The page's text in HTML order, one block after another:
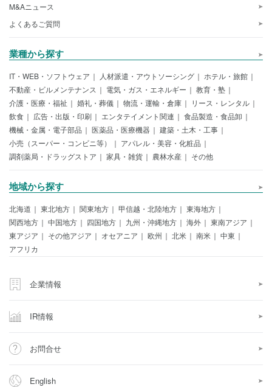
M&Aニュース
よくあるご質問
業種から探す
IT・WEB・ソフトウェア 人材派遣・アウトソーシング
ホテル・旅館
不動産・ビルメンテナンス
電気・ガス・エネルギー
教育・塾
介護・医療・福祉
婚礼・葬儀 物流・運輸・倉庫
リース・レンタル
飲食
広告・出版・印刷 エンタテイメント関連
食品製造・食品卸
機械・金属・電子部品
医薬品・医療機器
建築・土木・工事
小売（スーパー・コンビニ等）
アパレル・美容・化粧品
調剤薬局・ドラッグストア
家具・雑貨 農林水産 その他
地域から探す
北海道 東北地方 関東地方 甲信越・北陸地方
東海地方
関西地方
中国地方 四国地方 九州・沖縄地方 海外
東南アジア
東アジア
その他アジア オセアニア 欧州 北米 南米
中東
アフリカ
企業情報
IR情報
お問合せ
English